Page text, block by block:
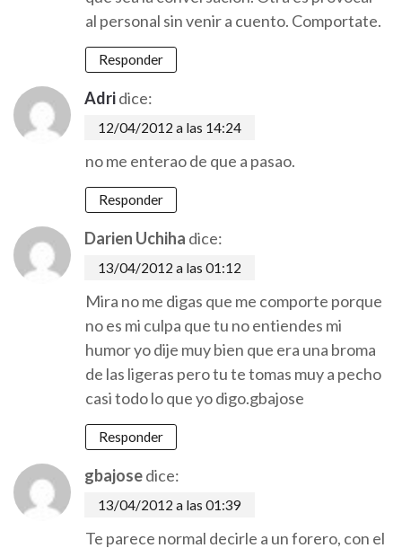
al personal sin venir a cuento. Comportate.
Responder
Adridice:
12/04/2012 a las 14:24
no me enterao de que a pasao.
Responder
Darien Uchiha dice:
13/04/2012 a las 01:12
Mira no me digas que me comporte porque
no es mi culpa que tu no entiendes mi
humor yo dije muy bien que era una broma
de las ligeras pero tu te tomas muy a pecho
casi todo lo que yo digo.gbajose
Responder
gbajosedice:
13/04/2012 a las 01:39
Te parece normal decirle a un forero, con el